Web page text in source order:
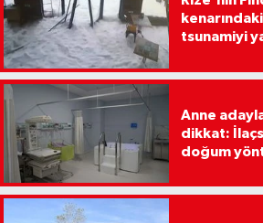
tsunamiyi
Anne
dikkat:
doğum